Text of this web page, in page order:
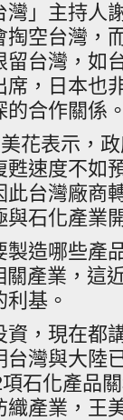
」主持人
空台灣，
台灣，如
，日本也
的合作關係
花表示，
速度不如
台灣廠商
石化產業
造哪些產
產業，這
基。
，現在都
灣與大陸
石化產品
產業，王